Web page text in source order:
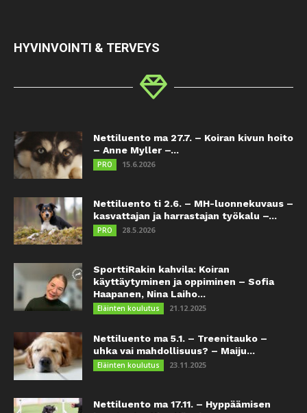
HYVINVOINTI & TERVEYS
Nettiluento ma 27.7. – Koiran kivun hoito
– Anne Myller –...
PRO 15.6.2026
Nettiluento ti 2.6. – MH-luonnekuvaus –
kasvattajan ja harrastajan työkalu –...
PRO 28.5.2026
SporttiRakin kahvila: Koiran
käyttäytyminen ja oppiminen – Sofia
Haapanen, Nina Laiho...
Eläinten koulutus 21.12.2025
Nettiluento ma 5.1. – Treenitauko –
uhka vai mahdollisuus? – Maiju...
Eläinten koulutus 23.11.2025
Nettiluento ma 17.11. – Hyppäämisen